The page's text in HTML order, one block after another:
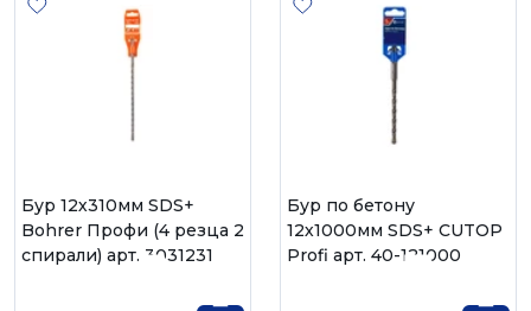
Бур 12х310мм SDS+
Bohrer Профи (4 резца 2
спирали) арт. 30312310
Бур по бетону
12х1000мм SDS+ CUTOP
Profi арт. 40-121000